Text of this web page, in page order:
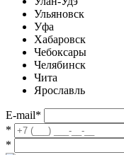
Ульяновск
Уфа
Хабаровск
Чебоксары
Челябинск
Чита
Ярославль
E-mail*
*
*